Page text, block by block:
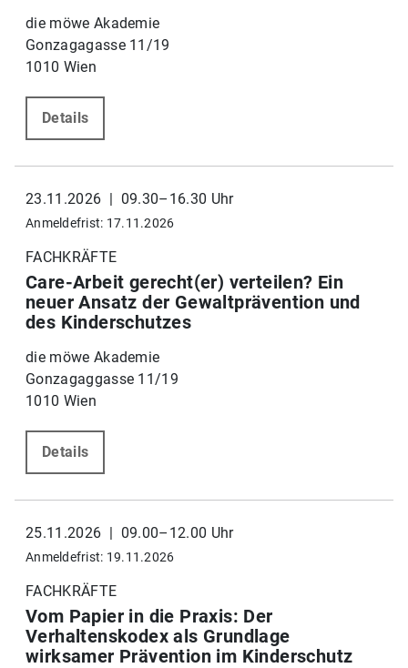
die möwe Akademie
Gonzagagasse 11/19
1010 Wien
Details
23.11.2026 | 09.30–16.30 Uhr
Anmeldefrist: 17.11.2026
FACHKRÄFTE
Care-Arbeit gerecht(er) verteilen? Ein
neuer Ansatz der Gewaltprävention und
des Kinderschutzes
die möwe Akademie
Gonzagaggasse 11/19
1010 Wien
Details
25.11.2026 | 09.00–12.00 Uhr
Anmeldefrist: 19.11.2026
FACHKRÄFTE
Vom Papier in die Praxis: Der
Verhaltenskodex als Grundlage
wirksamer Prävention im Kinderschutz